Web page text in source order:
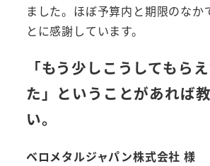
ました。ほぼ予算内と期限のなか
とに感謝しています。
「もう少しこうしてもら
た」ということがあれば
い。
ベロメタルジャパン株式会社 様